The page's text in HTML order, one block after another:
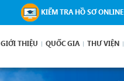
KIỂM TRA HỒ SƠ ONLINE
GIỚI THIỆU QUỐC GIA THƯ VIỆN